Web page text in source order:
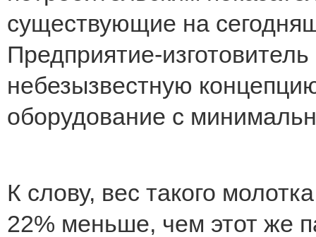
существующие на
Предприятие-
небезызвестную
оборудование с
К слову, вес такого
22% меньше, чем этот же